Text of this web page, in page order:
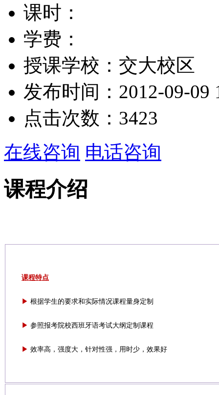
课时：
学费：
授课学校： 交大校区
发布时间： 2012-09-09
点击次数： 3423
在线咨询 电话咨询
课程介绍
课程特点
▶ 根据学生的要求和实际情况课程量身定制
▶ 参照报考院校西班牙语考试大纲定制课程
▶ 效率高，强度大，针对性强，用时少，效果好